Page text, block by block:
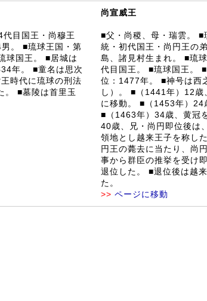
目国王・尚穆王
。 ■琉球王国・第
球国王。 ■居城は
年。 ■童名は思次
時代に琉球の刑法
。 ■墓陵は首里玉
尚宣威王
■父・尚稷、母・瑞雲。 ■
統・初代国王・尚円王の
島、諸見村生まれ。 ■琉
代目国王。 ■琉球国王。
位：1477年。 ■神号は西
し）。 ■（1441年）12歳
に移動。 ■（1453年）24
■（1463年）34歳、黄冠
40歳、兄・尚円即位後は
領地とし越来王子を称し
円王の薨去に当たり、尚
事から群臣の推挙を受け
退位した。 ■退位後は越
た。
>> ページに移動